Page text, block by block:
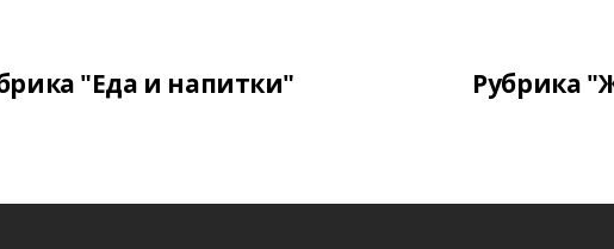
"Еда и напитки" Рубрика